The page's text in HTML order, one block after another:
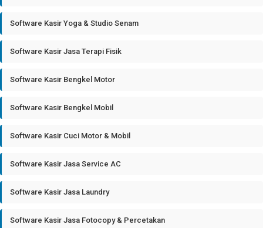
Software Kasir Yoga & Studio Senam
Software Kasir Jasa Terapi Fisik
Software Kasir Bengkel Motor
Software Kasir Bengkel Mobil
Software Kasir Cuci Motor & Mobil
Software Kasir Jasa Service AC
Software Kasir Jasa Laundry
Software Kasir Jasa Fotocopy & Percetakan